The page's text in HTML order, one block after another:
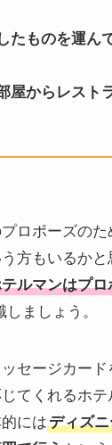
たものを運ん
屋からレスト
ロポーズの
方もいるか
ルマンはプ
しましょう。
セージカード
てくれるホ
にはディズ